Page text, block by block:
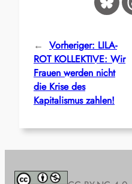
← Vorheriger: LILA-
ROT KOLLEKTIVE: Wir
Frauen werden nicht
die Krise des
Kapitalismus zahlen!